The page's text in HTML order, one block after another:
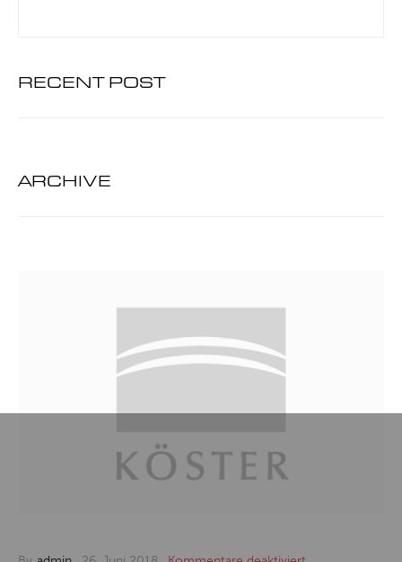
RECENT POST
ARCHIVE